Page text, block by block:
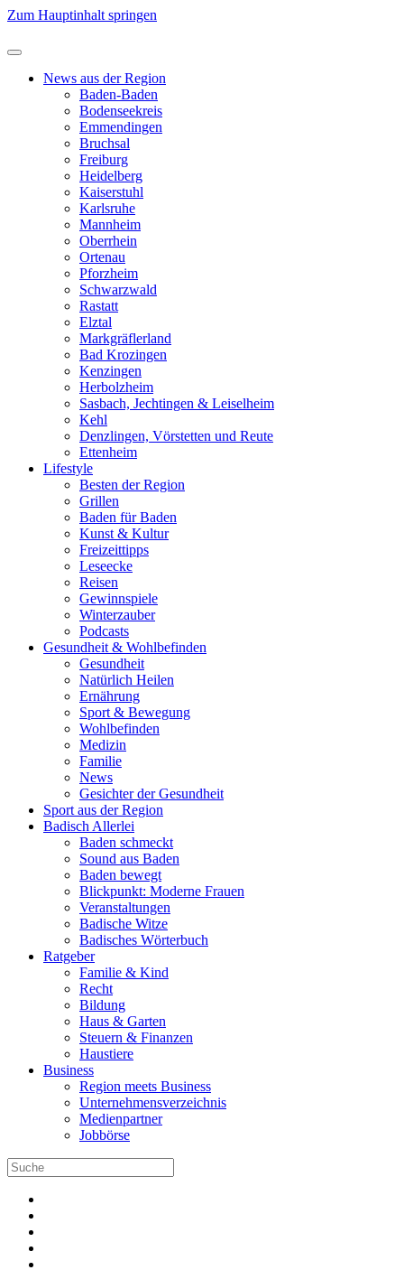
Zum Hauptinhalt springen
News aus der Region
Baden-Baden
Bodenseekreis
Emmendingen
Bruchsal
Freiburg
Heidelberg
Kaiserstuhl
Karlsruhe
Mannheim
Oberrhein
Ortenau
Pforzheim
Schwarzwald
Rastatt
Elztal
Markgräflerland
Bad Krozingen
Kenzingen
Herbolzheim
Sasbach, Jechtingen & Leiselheim
Kehl
Denzlingen, Vörstetten und Reute
Ettenheim
Lifestyle
Besten der Region
Grillen
Baden für Baden
Kunst & Kultur
Freizeittipps
Leseecke
Reisen
Gewinnspiele
Winterzauber
Podcasts
Gesundheit & Wohlbefinden
Gesundheit
Natürlich Heilen
Ernährung
Sport & Bewegung
Wohlbefinden
Medizin
Familie
News
Gesichter der Gesundheit
Sport aus der Region
Badisch Allerlei
Baden schmeckt
Sound aus Baden
Baden bewegt
Blickpunkt: Moderne Frauen
Veranstaltungen
Badische Witze
Badisches Wörterbuch
Ratgeber
Familie & Kind
Recht
Bildung
Haus & Garten
Steuern & Finanzen
Haustiere
Business
Region meets Business
Unternehmensverzeichnis
Medienpartner
Jobbörse